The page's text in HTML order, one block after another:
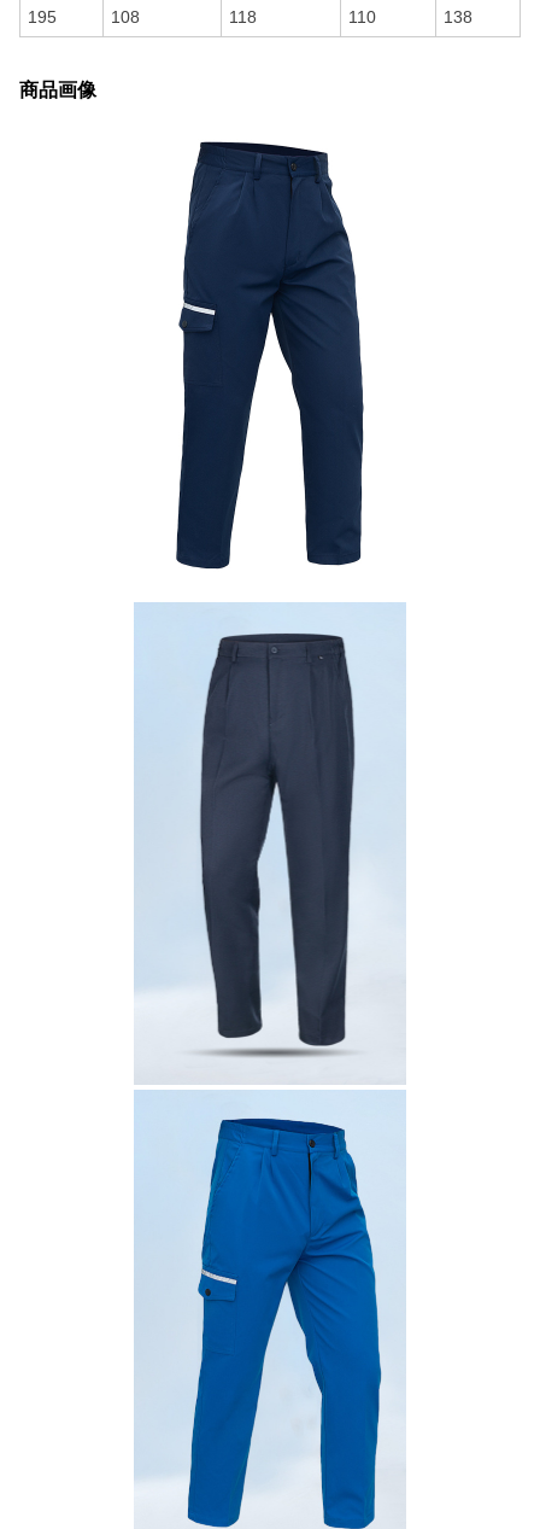
195 108 118 110 138
商品画像